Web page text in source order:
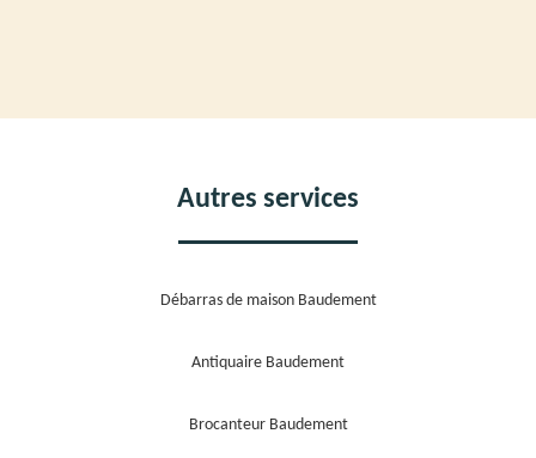
Autres services
Débarras de maison Baudement
Antiquaire Baudement
Brocanteur Baudement